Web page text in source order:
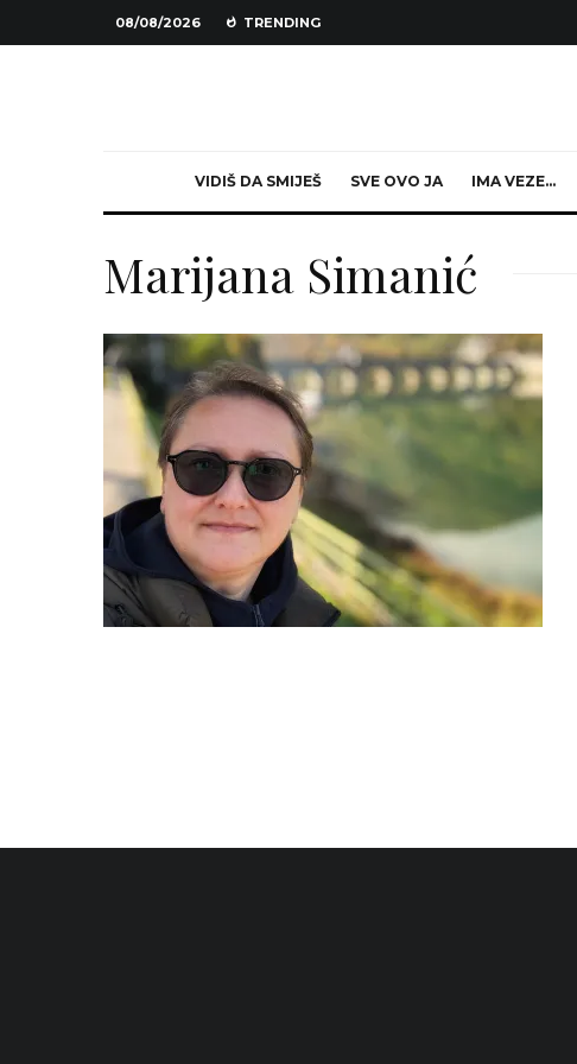
08/08/2026 TRENDING
VIDIŠ DA SMIJEŠ SVE OVO JA IMA VEZE…
Marijana Simanić